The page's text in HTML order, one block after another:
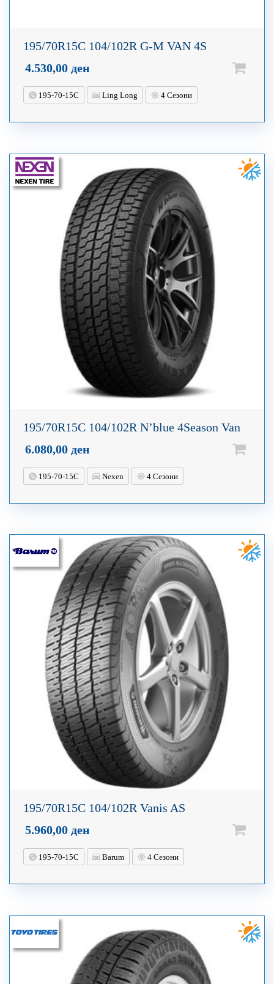
195/70R15C 104/102R G-M VAN 4S
4.530,00 ден
195-70-15C Ling Long 4 Сезони
195/70R15C 104/102R N’blue 4Season Van
6.080,00 ден
195-70-15C Nexen 4 Сезони
195/70R15C 104/102R Vanis AS
5.960,00 ден
195-70-15C Barum 4 Сезони